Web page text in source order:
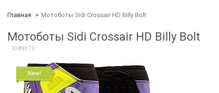
Главная Мотоботы Sidi Crossair HD Billy Bolt
Мотоботы Sidi Crossair HD Billy Bolt
ID#9673
New!